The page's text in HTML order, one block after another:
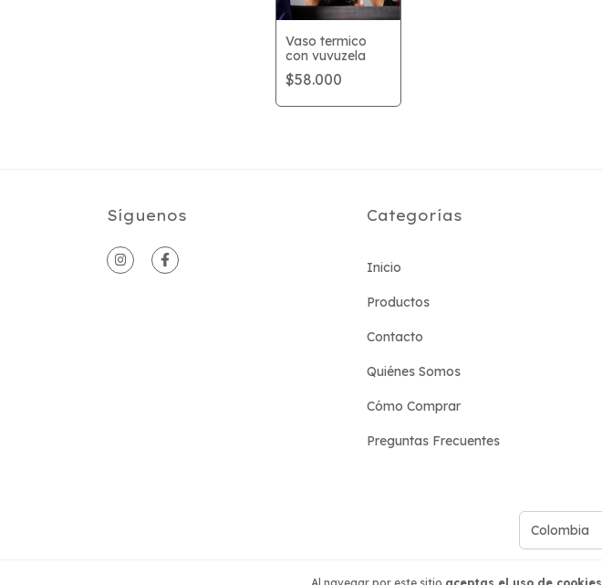
Al navegar por este sitio aceptas el uso de cookies
Vaso termico
con vuvuzela
$58.000
Síguenos Categorías
Inicio
Productos
Contacto
Quiénes Somos
Cómo Comprar
Preguntas Frecuentes